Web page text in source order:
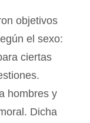
objetivos
el sexo:
ciertas
hombres y
Dicha